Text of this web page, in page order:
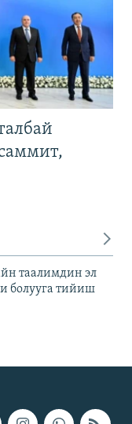
таалимдин эл
болууга тийиш